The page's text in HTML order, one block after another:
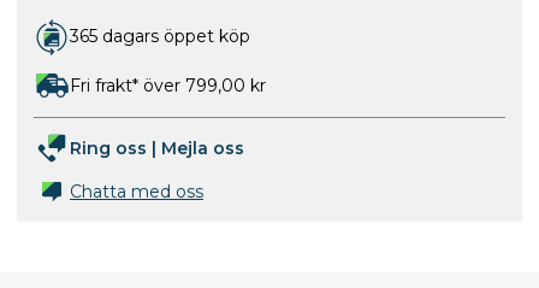
365 dagars öppet köp
Fri frakt* över 799,00 kr
Ring oss | Mejla oss
Chatta med oss